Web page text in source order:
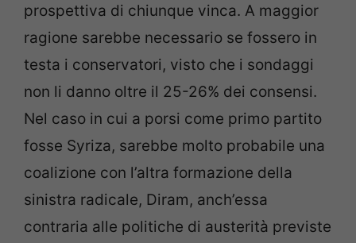
prospettiva di chiunque vinca. A maggior
ragione sarebbe necessario se fossero in
testa i conservatori, visto che i sondaggi
non li danno oltre il 25-26% dei consensi.
Nel caso in cui a porsi come primo partito
fosse Syriza, sarebbe molto probabile una
coalizione con l’altra formazione della
sinistra radicale, Diram, anch’essa
contraria alle politiche di austerità previste